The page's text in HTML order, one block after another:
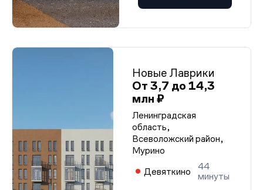
Новые Лаврики
От 3,7 до 14,3
млн ₽
Ленинградская
область,
Всеволожский район,
Мурино
Девяткино
44
минуты